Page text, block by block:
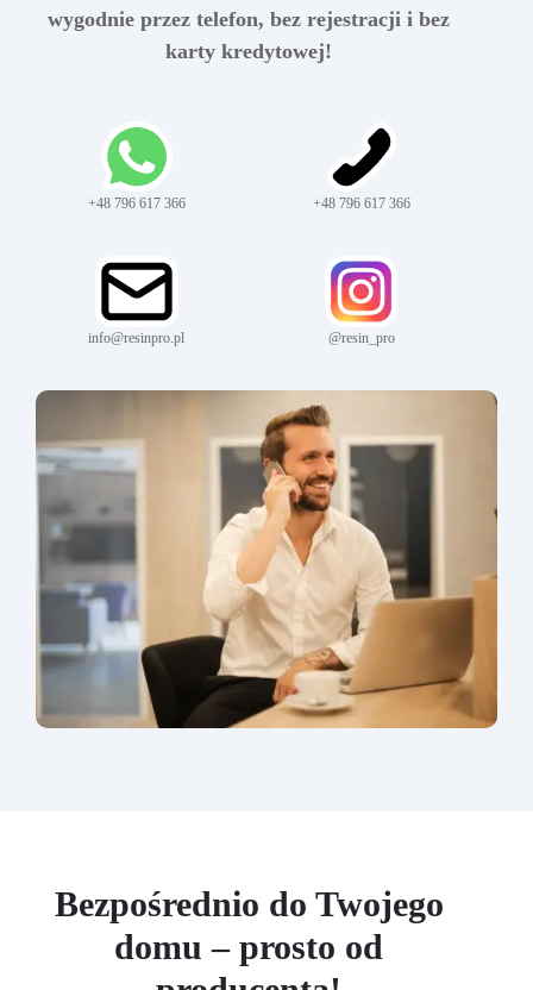
wygodnie przez telefon, bez rejestracji i bez
karty kredytowej!
+48 796 617 366 +48 796 617 366
info@resinpro.pl @resin_pro
Bezpośrednio do Twojego
domu – prosto od